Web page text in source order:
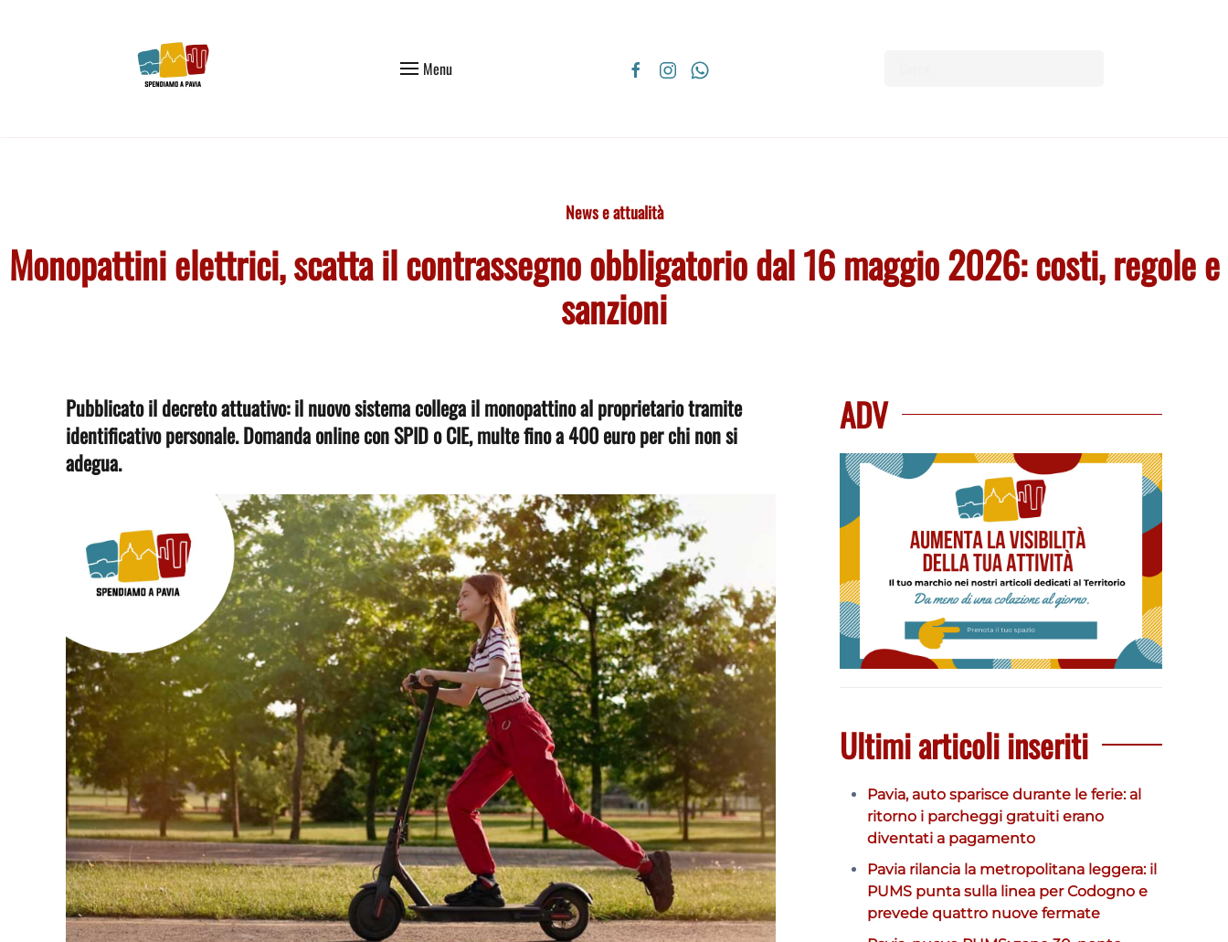
Skip to main content
Menu
News e attualità
Monopattini elettrici, scatta il contrassegno obbligatorio dal 16 maggio 2026: costi, regole e
sanzioni
Pubblicato il decreto attuativo: il nuovo sistema collega il monopattino al proprietario tramite
identificativo personale. Domanda online con SPID o CIE, multe fino a 400 euro per chi non si
adegua.
ADV
Ultimi articoli inseriti
Pavia, auto sparisce durante le ferie: al
ritorno i parcheggi gratuiti erano
diventati a pagamento
Pavia rilancia la metropolitana leggera: il
PUMS punta sulla linea per Codogno e
prevede quattro nuove fermate